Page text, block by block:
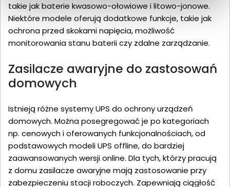
takie jak baterie kwasowo-ołowiowe i litowo-jonowe.
Niektóre modele oferują dodatkowe funkcje, takie jak
ochrona przed skokami napięcia, możliwość
monitorowania stanu baterii czy zdalne zarządzanie.
Zasilacze awaryjne do zastosowań
domowych
Istnieją różne systemy UPS do ochrony urządzeń
domowych. Można posegregować je po kategoriach
np. cenowych i oferowanych funkcjonalnościach, od
podstawowych modeli UPS offline, do bardziej
zaawansowanych wersji online. Dla tych, którzy pracują
z domu zasilacze awaryjne mają zastosowanie przy
zabezpieczeniu stacji roboczych. Zapewniają ciągłość